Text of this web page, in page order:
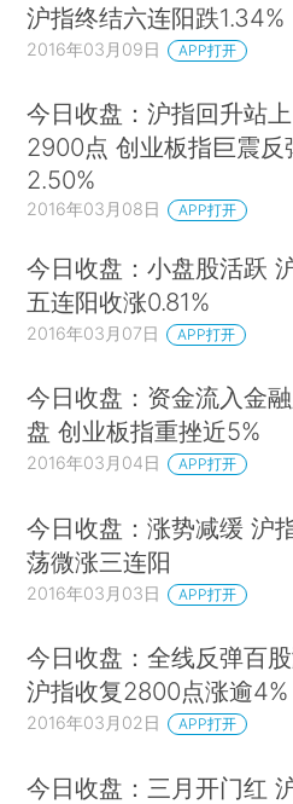
沪指终结六连阳跌1.34%
2016年03月09日 APP打开
今日收盘：沪指回升站上
2900点 创业板指巨震反
2.50%
2016年03月08日 APP打开
今日收盘：小盘股活跃
五连阳收涨0.81%
2016年03月07日 APP打开
今日收盘：资金流入金
盘 创业板指重挫近5%
2016年03月04日 APP打开
今日收盘：涨势减缓 沪
荡微涨三连阳
2016年03月03日 APP打开
今日收盘：全线反弹百
沪指收复2800点涨逾4%
2016年03月02日 APP打开
今日收盘：三月开门红